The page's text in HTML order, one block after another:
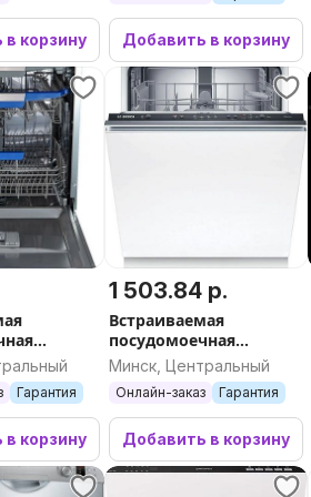
корзину Добавить в корзину
EXDW-
Гарантия
корзину
1 503.84 р.
Встраиваемая
посудомоечная
машина Bosch Serie 2
SMV24AX04E
Минск, Центральный
Онлайн-заказ Гарантия
Добавить в корзину